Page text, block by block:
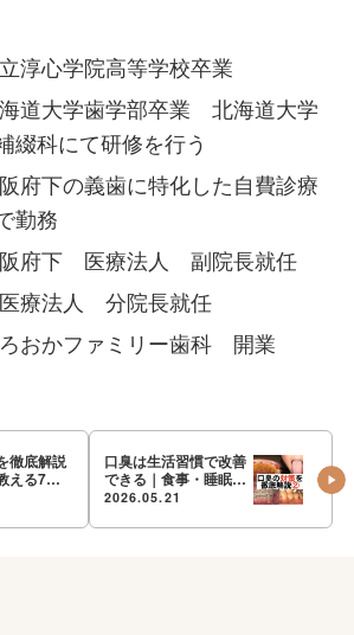
淳心学院高等学校卒業
道大学歯学部卒業 北海道大学
綴科にて研修を行う
府下の義歯に特化した自費診療
勤務
府下 医療法人 副院長就任
療法人 分院長就任
おかファミリー歯科 開業
徹底解説
える7つ
口臭は生活習慣で改善
できる｜食事・睡眠・
水分補給の見直し方
2026.05.21